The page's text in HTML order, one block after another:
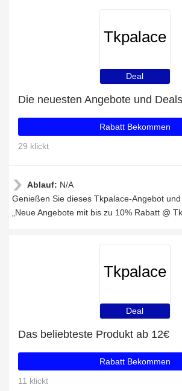
Tkpalace
Deal
Die neuesten Angebote und
Rabatt Bekommen
29 klickt
Ablauf: N/A
Genießen Sie dieses Tkpalace-Angebot
„Neue Angebote mit bis zu 10% Rabatt @
Tkpalace
Deal
Das beliebteste Produkt ab 12€
Rabatt Bekommen
11 klickt